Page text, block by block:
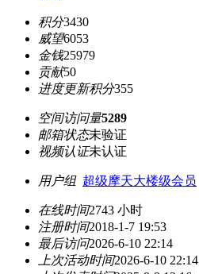
积分3430
威望6053
金钱25979
贡献50
进度更新积分355
空间访问量5289
邮箱状态未验证
视频认证未认证
用户组 超级摩天大楼级会员
在线时间2743 小时
注册时间2018-1-7 19:53
最后访问2026-6-10 22:14
上次活动时间2026-6-10 22:14